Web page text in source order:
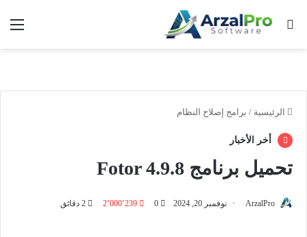
بحث عن
الرئيسية / برامج إصلاح النظام
أخر الأخبار
تحميل برنامج Fotor 4.9.8
ArzalPro نوفمبر 20, 2024 0 2٬000٬239